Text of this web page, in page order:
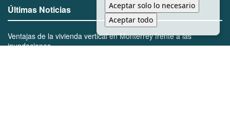
Últimas Noticias
Ventajas de la vivienda vertical en Monterrey frente a las
inundaciones
Aceptar solo lo necesario
Aceptar todo